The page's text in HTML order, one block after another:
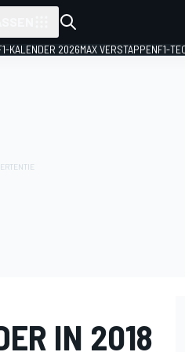
KALENDER 2026MAX VERSTAPPENF1-
IN 2018